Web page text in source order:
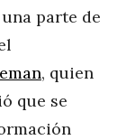
parte de
, quien
que se